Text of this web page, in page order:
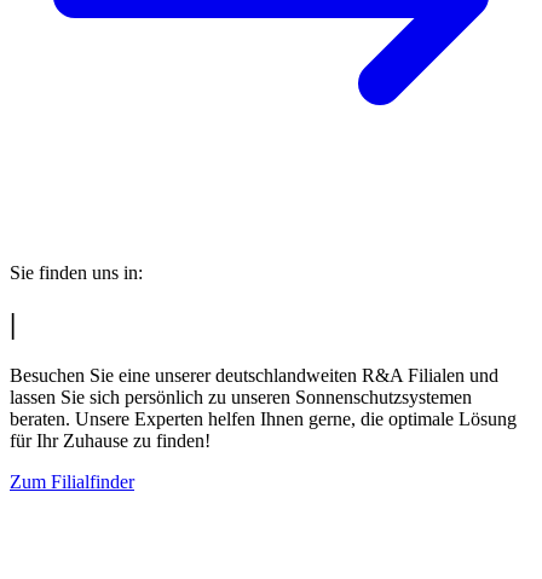
Sie finden uns in:
|
Besuchen Sie eine unserer deutschlandweiten R&A Filialen und
lassen Sie sich persönlich zu unseren Sonnenschutzsystemen
beraten. Unsere Experten helfen Ihnen gerne, die optimale Lösung
für Ihr Zuhause zu finden!
Zum Filialfinder